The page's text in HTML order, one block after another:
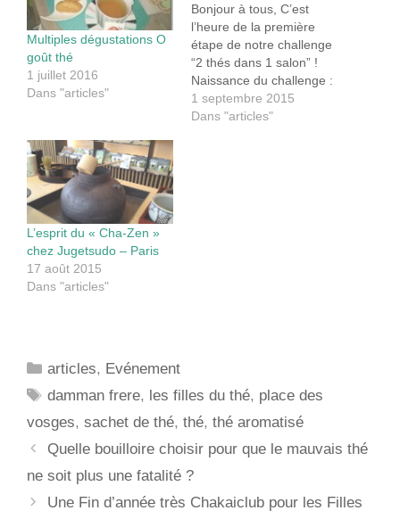
Multiples dégustations O
goût thé
1 juillet 2016
Dans "articles"
Bonjour à tous, C’est
l’heure de la première
étape de notre challenge
“2 thés dans 1 salon” !
Naissance du challenge :
“2 thés dans 1 salon” Le
mois dernier nous nous
1 septembre 2015
Dans "articles"
L’esprit du « Cha-Zen »
chez Jugetsudo – Paris
17 août 2015
Dans "articles"
Catégories
articles, Evénement
Étiquettes
damman frere, les filles du thé, place des
vosges, sachet de thé, thé, thé aromatisé
Navigation
des
Quelle bouilloire choisir pour que le mauvais thé
ne soit plus une fatalité ?
Une Fin d’année très Chakaiclub pour les Filles